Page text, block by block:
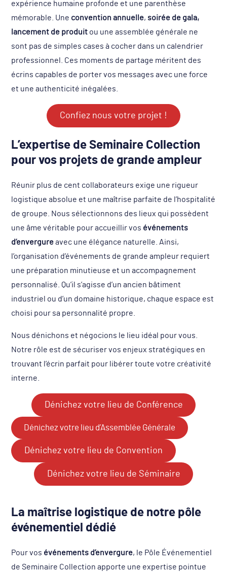
expérience humaine profonde et une parenthèse
mémorable. Une convention annuelle, soirée de gala,
lancement de produit ou une assemblée générale ne
sont pas de simples cases à cocher dans un calendrier
professionnel. Ces moments de partage méritent des
écrins capables de porter vos messages avec une force
et une authenticité inégalées.
Confiez nous votre projet !
L’expertise de Seminaire Collection
pour vos projets de grande ampleur
Réunir plus de cent collaborateurs exige une rigueur
logistique absolue et une maîtrise parfaite de l’hospitalité
de groupe. Nous sélectionnons des lieux qui possèdent
une âme véritable pour accueillir vos événements
d’envergureavec une élégance naturelle. Ainsi,
l’organisation d’événements de grande ampleur requiert
une préparation minutieuse et un accompagnement
personnalisé. Qu’il s’agisse d’un ancien bâtiment
industriel ou d’un domaine historique, chaque espace est
choisi pour sa personnalité propre.
Nous dénichons et négocions le lieu idéal pour vous.
Notre rôle est de sécuriser vos enjeux stratégiques en
trouvant l’écrin parfait pour libérer toute votre créativité
interne.
Dénichez votre lieu de Conférence
Dénichez votre lieu d’Assemblée Générale
Dénichez votre lieu de Convention
Dénichez votre lieu de Séminaire
La maîtrise logistique de notre pôle
événementiel dédié
Pour vos événements d’envergure, le Pôle Événementiel
de Seminaire Collection apporte une expertise pointue